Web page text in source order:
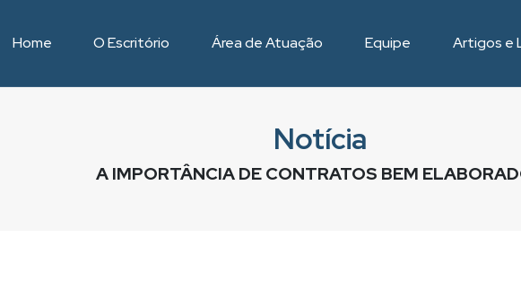
Home O Escritório Área de Atuação Equipe Artigos e
Notícia
A IMPORTÂNCIA DE CONTRATOS BEM